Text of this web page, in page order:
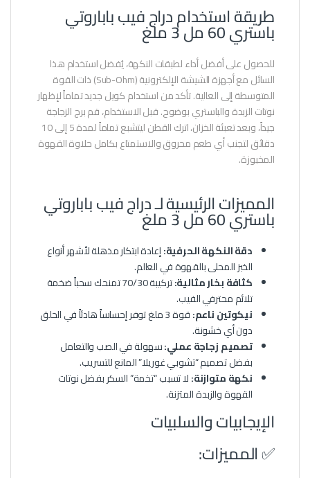
طريقة استخدام دراج فيب باباروتي
باستري 60 مل 3 ملغ
للحصول على أفضل أداء لطبقات النكهة، يُفضل استخدام هذا
السائل مع أجهزة الشيشة الإلكترونية (Sub-Ohm) ذات القوة
المتوسطة إلى العالية. تأكد من استخدام كويل جديد تماماً لإظهار
نوتات الزبدة والباستري بوضوح. قبل الاستخدام، قم برج الزجاجة
جيداً، وبعد تعبئة الخزان، اترك القطن ليتشبع تماماً لمدة 5 إلى 10
دقائق لتجنب أي طعم محروق والاستمتاع بكامل حلاوة القهوة
المخبوزة.
المميزات الرئيسية لـ دراج فيب باباروتي
باستري 60 مل 3 ملغ
دقة النكهة الحرفية:إعادة ابتكار مذهلة لأشهر أنواع
الخبز المحلى بالقهوة في العالم.
كثافة بخار مثالية:
تركيبة 70/30 تمنحك سحباً ضخمة
تلائم محترفي الفيب.
نيكوتين ناعم:
قوة 3 ملغ توفر إحساساً هادئاً في الحلق
دون أي خشونة.
تصميم زجاجة عملي:سهولة في الصب والتعامل
بفضل تصميم “تشوبي غوريلا” المانع للتسريب.
نكهة متوازنة:لا تسبب “تخمة” السكر بفضل نوتات
القهوة والزبدة المتزنة.
الإيجابيات والسلبيات
✅ المميزات: